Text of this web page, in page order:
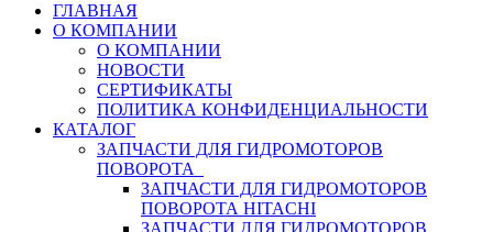
ГЛАВНАЯ
О КОМПАНИИ
О КОМПАНИИ
НОВОСТИ
СЕРТИФИКАТЫ
ПОЛИТИКА КОНФИДЕНЦИАЛЬНОСТИ
КАТАЛОГ
ЗАПЧАСТИ ДЛЯ ГИДРОМОТОРОВ
ПОВОРОТА
ЗАПЧАСТИ ДЛЯ ГИДРОМОТОРОВ
ПОВОРОТА HITACHI
ЗАПЧАСТИ ДЛЯ ГИДРОМОТОРОВ